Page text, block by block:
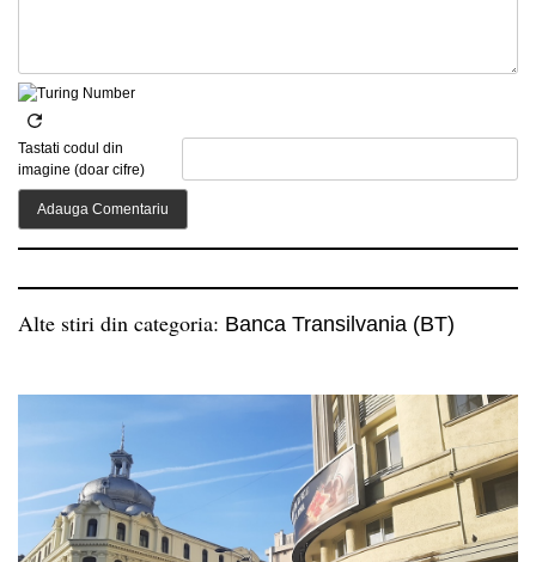
Tastati codul din
imagine (doar cifre)
Alte stiri din categoria: Banca Transilvania (BT)